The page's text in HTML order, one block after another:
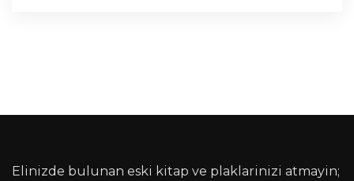
Elinizde bulunan eski kitap ve plaklarinizi atmayin;